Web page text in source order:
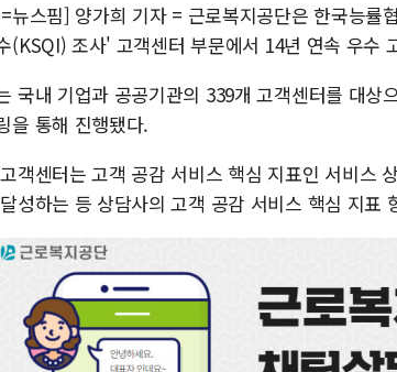
뉴스핌] 양가희 기자 = 근로복지공단은 한국능률
(KSQI) 조사' 고객센터 부문에서 14년 연속 우수
국내 기업과 공공기관의 339개 고객센터를 대상
을 통해 진행됐다.
객센터는 고객 공감 서비스 핵심 지표인 서비스
성하는 등 상담사의 고객 공감 서비스 핵심 지표